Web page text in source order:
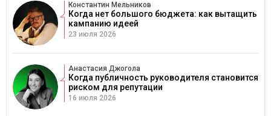
Константин Мельников
Когда нет большого бюджета: как вытащить
кампанию идеей
23 июля 2026
Анастасия Джогола
Когда публичность руководителя становится
риском для репутации
16 июля 2026